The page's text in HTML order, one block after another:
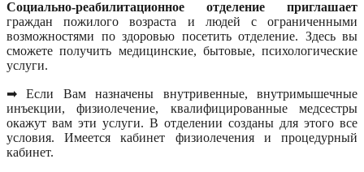
Социально-реабилитационное отделение приглашает
граждан пожилого возраста и людей с ограниченными
возможностями по здоровью посетить отделение. Здесь вы
сможете получить медицинские, бытовые, психологические
услуги.
➡ Если Вам назначены внутривенные, внутримышечные
инъекции, физиолечение, квалифицированные медсестры
окажут вам эти услуги. В отделении созданы для этого все
условия. Имеется кабинет физиолечения и процедурный
кабинет.